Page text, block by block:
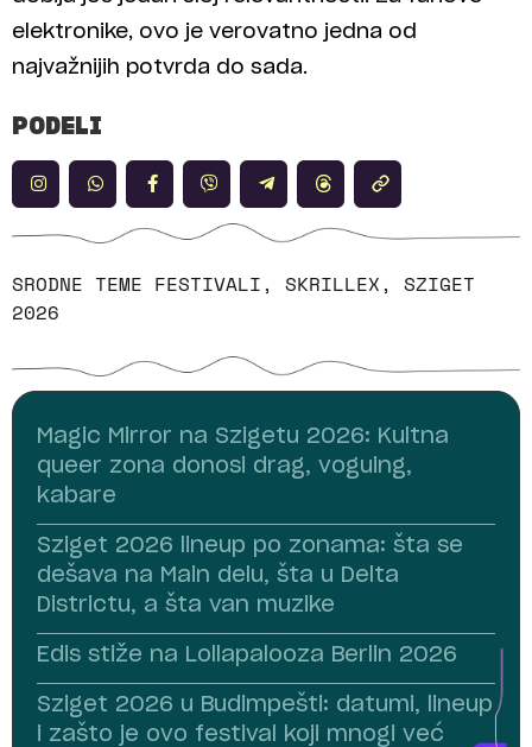
elektronike, ovo je verovatno jedna od
najvažnijih potvrda do sada.
PODELI
SRODNE TEME FESTIVALI, SKRILLEX, SZIGET
2026
Magic Mirror na Szigetu 2026: Kultna
queer zona donosi drag, voguing,
kabare
Sziget 2026 lineup po zonama: šta se
dešava na Main delu, šta u Delta
Districtu, a šta van muzike
Edis stiže na Lollapalooza Berlin 2026
Sziget 2026 u Budimpešti: datumi, lineup
i zašto je ovo festival koji mnogi već